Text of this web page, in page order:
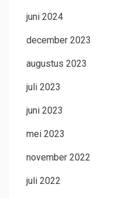
juni 2024
december 2023
augustus 2023
juli 2023
juni 2023
mei 2023
november 2022
juli 2022